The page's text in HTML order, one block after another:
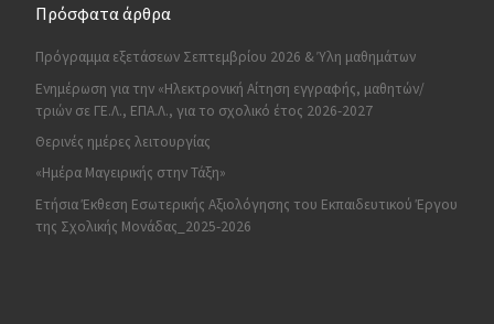
Πρόσφατα άρθρα
Πρόγραμμα εξετάσεων Σεπτεμβρίου 2026 & Ύλη μαθημάτων
Ενημέρωση για την «Ηλεκτρονική Αίτηση εγγραφής, μαθητών/
τριών σε ΓΕ.Λ., ΕΠΑ.Λ., για το σχολικό έτος 2026-2027
Θερινές ημέρες λειτουργίας
«Ημέρα Μαγειρικής στην Τάξη»
Ετήσια Έκθεση Εσωτερικής Αξιολόγησης του Εκπαιδευτικού Έργου
της Σχολικής Μονάδας_2025-2026